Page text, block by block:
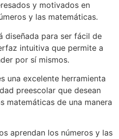
y motivados en
y las matemáticas.
diseñada para ser fácil de
intuitiva que permite a
por sí mismos.
una excelente herramienta
preescolar que desean
matemáticas de una manera
aprendan los números y las